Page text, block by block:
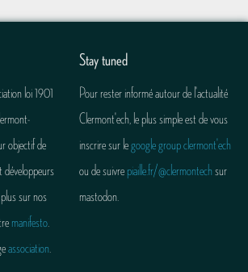
loi 1901
objectif de
développeurs
sur nos
manifesto
association
Stay tuned
Pour rester informé autour de l'actualité
Clermont'ech, le plus simple est de vous
inscrire sur legoogle group clermont'ech
ou de suivre piaille.fr/@clermontech sur
mastodon.